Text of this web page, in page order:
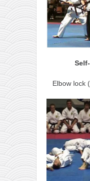
moja priča
fotke
kontakt
Elbow lock